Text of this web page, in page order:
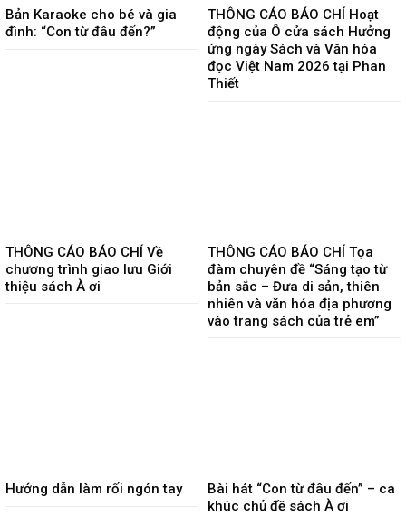
Bản Karaoke cho bé và gia
đình: “Con từ đâu đến?”
THÔNG CÁO BÁO CHÍ Hoạt
động của Ô cửa sách Hưởng
ứng ngày Sách và Văn hóa
đọc Việt Nam 2026 tại Phan
Thiết
THÔNG CÁO BÁO CHÍ Về
chương trình giao lưu Giới
thiệu sách À ơi
THÔNG CÁO BÁO CHÍ Tọa
đàm chuyên đề “Sáng tạo từ
bản sắc – Đưa di sản, thiên
nhiên và văn hóa địa phương
vào trang sách của trẻ em”
Hướng dẫn làm rối ngón tay
Bài hát “Con từ đâu đến” – ca
khúc chủ đề sách À ơi